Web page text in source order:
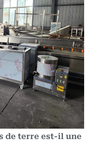
de terre est-il une